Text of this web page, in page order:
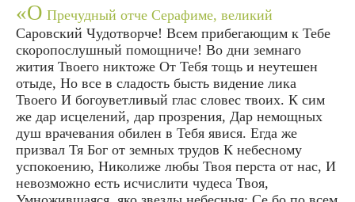
«О Пречудный отче Серафиме, великий
Саровский Чудотворче! Всем прибегающим к Тебе
скоропослушный помощниче! Во дни земнаго
жития Твоего никтоже От Тебя тощь и неутешен
отыде, Но все в сладость бысть видение лика
Твоего И богоуветливый глас словес твоих. К сим
же дар исцелений, дар прозрения, Дар немощных
душ врачевания обилен в Тебя явися. Егда же
призвал Тя Бог от земных трудов К небесному
успокоению, Николиже любы Твоя перста от нас, И
невозможно есть исчислити чудеса Твоя,